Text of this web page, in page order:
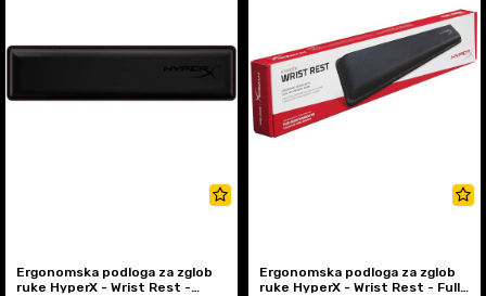
Ergonomska podloga za zglob
ruke HyperX - Wrist Rest -
Ergonomska podloga za zglob
ruke HyperX - Wrist Rest - Full